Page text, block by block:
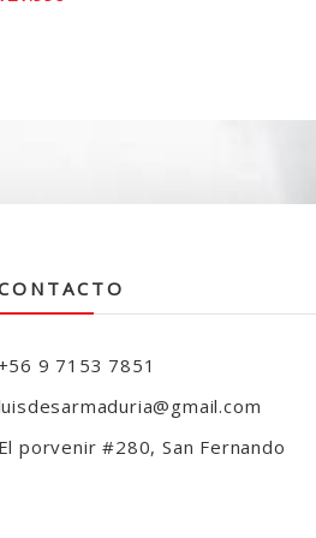
9 7153 7851
El porvenir #280, San Fernando